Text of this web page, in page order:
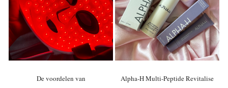
De voordelen van Alpha-H Multi-Peptide Revitalise